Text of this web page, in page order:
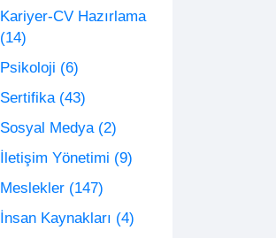
Kariyer-CV Hazırlama
(14)
Psikoloji (6)
Sertifika (43)
Sosyal Medya (2)
İletişim Yönetimi (9)
Meslekler (147)
İnsan Kaynakları (4)